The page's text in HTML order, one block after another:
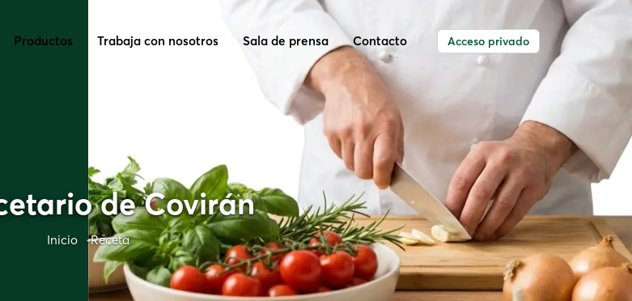
Productos Trabaja con nosotros Sala de prensa Contacto Acceso privado
de Covirán
Inicio Receta